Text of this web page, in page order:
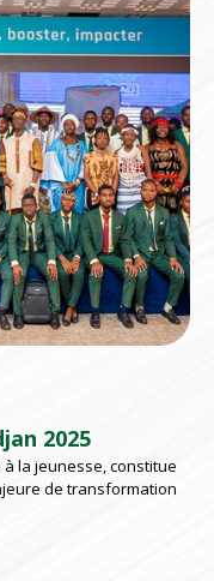
2025
à la jeunesse, constitue
de transformation